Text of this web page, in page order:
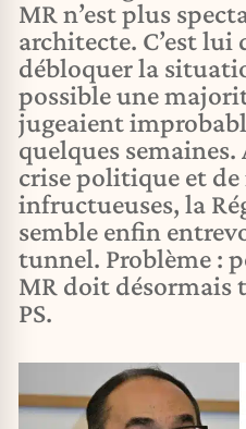
MR n’est plus
architecte. C’est
débloquer la
possible une
jugeaient
quelques semaines.
crise politique et
infructueuses, la
semble enfin
tunnel. Problème :
MR doit désormais
PS.